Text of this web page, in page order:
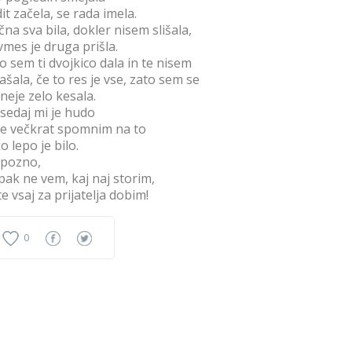
začela, se rada imela.
sva bila, dokler nisem slišala,
je druga prišla.
sem ti dvojkico dala in te nisem
če to res je vse, zato sem se
zelo kesala.
mi je hudo
večkrat spomnim na to
lepo je bilo.
ne vem, kaj naj storim,
vsaj za prijatelja dobim!
0